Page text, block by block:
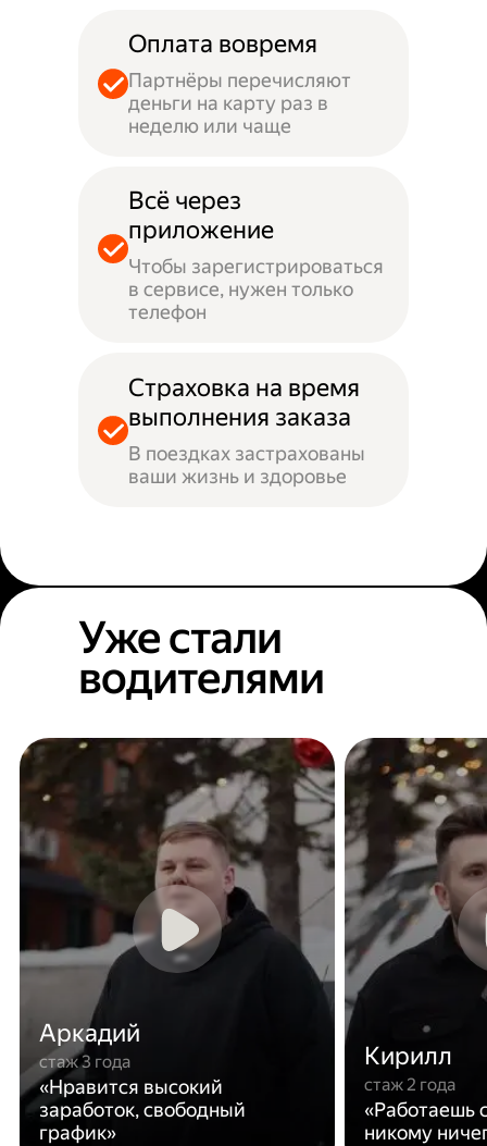
Оплата вовремя
Партнёры перечисляют
деньги на карту раз в
неделю или чаще
Всё через
приложение
Чтобы зарегистрироваться
в сервисе, нужен только
телефон
Страховка на время
выполнения заказа
В поездках застрахованы
ваши жизнь и здоровье
Уже стали
водителями
Аркадий
стаж 3 года
«Нравится высокий
заработок, свободный
график»
Кирилл
стаж 2 года
«Работаешь
никому